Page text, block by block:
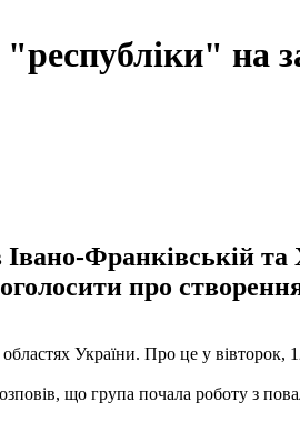
на
Франківській
про
України. Про це у вівторок,
що група почала роботу з